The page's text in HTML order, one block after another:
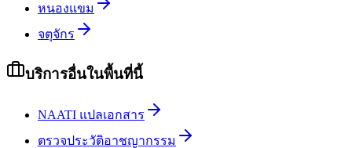
หนองแขม
จตุจักร
บริการอื่นในพื้นที่นี้
NAATI แปลเอกสาร
ตรวจประวัติอาชญากรรม